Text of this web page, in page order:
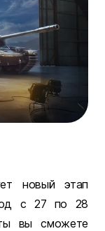
новый этап
с 27 по 28
вы сможете